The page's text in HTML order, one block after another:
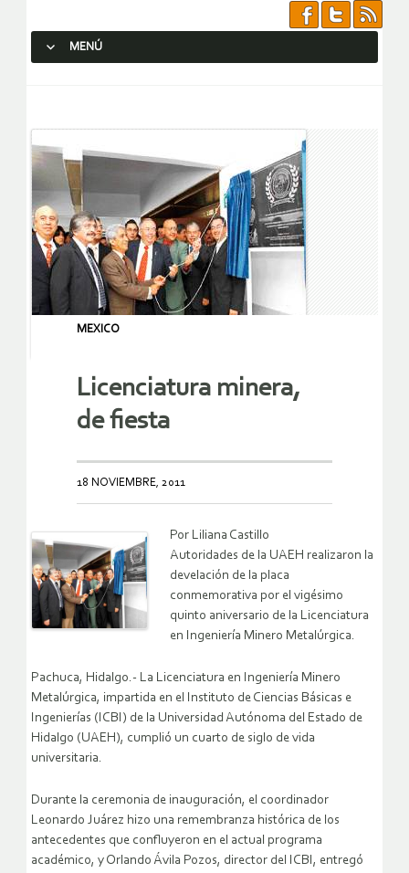
MENÚ
MEXICO
Licenciatura minera,
de fiesta
18 NOVIEMBRE, 2011
Por Liliana Castillo
Autoridades de la UAEH realizaron la
develación de la placa
conmemorativa por el vigésimo
quinto aniversario de la Licenciatura
en Ingeniería Minero Metalúrgica.
Pachuca, Hidalgo.- La Licenciatura en Ingeniería Minero
Metalúrgica, impartida en el Instituto de Ciencias Básicas e
Ingenierías (ICBI) de la Universidad Autónoma del Estado de
Hidalgo (UAEH), cumplió un cuarto de siglo de vida
universitaria.
Durante la ceremonia de inauguración, el coordinador
Leonardo Juárez hizo una remembranza histórica de los
antecedentes que confluyeron en el actual programa
académico, y Orlando Ávila Pozos, director del ICBI, entregó